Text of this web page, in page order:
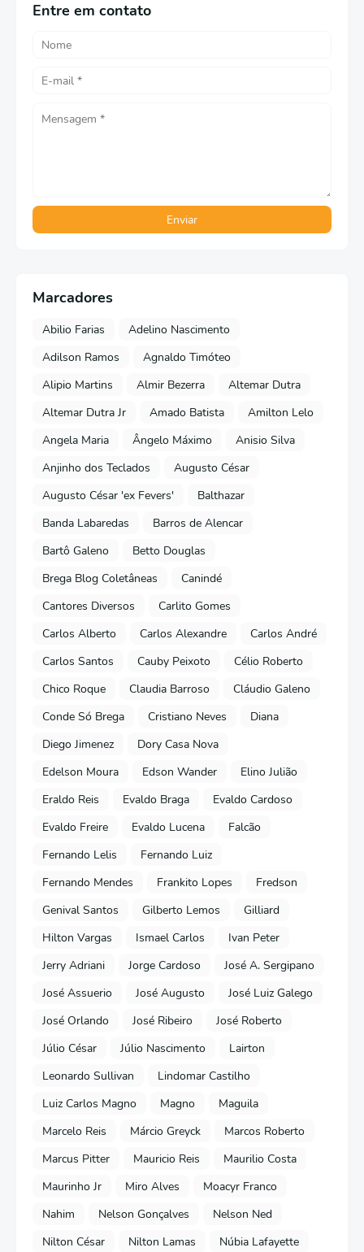
Entre em contato
Marcadores
Abilio Farias
Adelino Nascimento
Adilson Ramos
Agnaldo Timóteo
Alipio Martins
Almir Bezerra
Altemar Dutra
Altemar Dutra Jr
Amado Batista
Amilton Lelo
Angela Maria
Ângelo Máximo
Anisio Silva
Anjinho dos Teclados
Augusto César
Augusto César 'ex Fevers'
Balthazar
Banda Labaredas
Barros de Alencar
Bartô Galeno
Betto Douglas
Brega Blog Coletâneas
Canindé
Cantores Diversos
Carlito Gomes
Carlos Alberto
Carlos Alexandre
Carlos André
Carlos Santos
Cauby Peixoto
Célio Roberto
Chico Roque
Claudia Barroso
Cláudio Galeno
Conde Só Brega
Cristiano Neves
Diana
Diego Jimenez
Dory Casa Nova
Edelson Moura
Edson Wander
Elino Julião
Eraldo Reis
Evaldo Braga
Evaldo Cardoso
Evaldo Freire
Evaldo Lucena
Falcão
Fernando Lelis
Fernando Luiz
Fernando Mendes
Frankito Lopes
Fredson
Genival Santos
Gilberto Lemos
Gilliard
Hilton Vargas
Ismael Carlos
Ivan Peter
Jerry Adriani
Jorge Cardoso
José A. Sergipano
José Assuerio
José Augusto
José Luiz Galego
José Orlando
José Ribeiro
José Roberto
Júlio César
Júlio Nascimento
Lairton
Leonardo Sullivan
Lindomar Castilho
Luiz Carlos Magno
Magno
Maguila
Marcelo Reis
Márcio Greyck
Marcos Roberto
Marcus Pitter
Mauricio Reis
Maurilio Costa
Maurinho Jr
Miro Alves
Moacyr Franco
Nahim
Nelson Gonçalves
Nelson Ned
Nilton César
Nilton Lamas
Núbia Lafayette